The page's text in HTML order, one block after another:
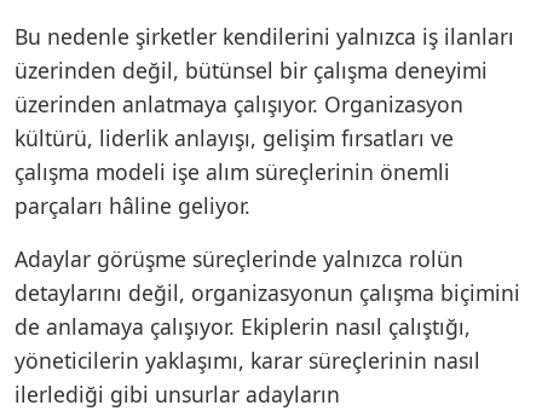
Bu nedenle şirketler kendilerini yalnızca iş ilanları
üzerinden değil, bütünsel bir çalışma deneyimi
üzerinden anlatmaya çalışıyor. Organizasyon
kültürü, liderlik anlayışı, gelişim fırsatları ve
çalışma modeli işe alım süreçlerinin önemli
parçaları hâline geliyor.
Adaylar görüşme süreçlerinde yalnızca rolün
detaylarını değil, organizasyonun çalışma biçimini
de anlamaya çalışıyor. Ekiplerin nasıl çalıştığı,
yöneticilerin yaklaşımı, karar süreçlerinin nasıl
ilerlediği gibi unsurlar adayların